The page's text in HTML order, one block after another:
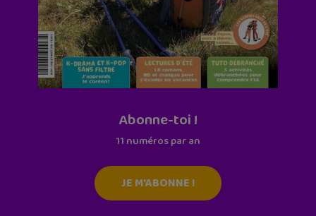
Abonne-toi !
11 numéros par an
JE M'ABONNE !